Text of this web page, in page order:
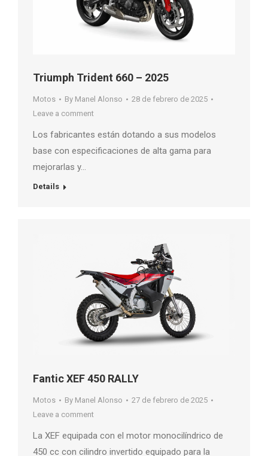
Triumph Trident 660 – 2025
Motos By Manel Alonso
28 de febrero de 2025
Leave a comment
Los fabricantes están dotando a sus modelos
base con especificaciones de alta gama para
mejorarlas y…
Details
Fantic XEF 450 RALLY
Motos By Manel Alonso
27 de febrero de 2025
Leave a comment
La XEF equipada con el motor monocilíndrico de
450 cc con cilindro invertido equipado para la